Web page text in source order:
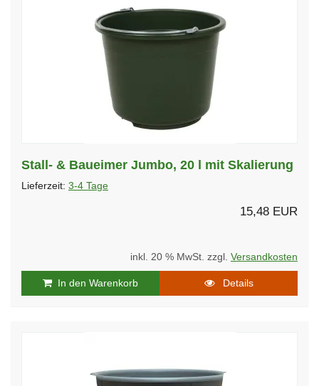
Stall- & Baueimer Jumbo, 20 l mit Skalierung
Lieferzeit: 3-4 Tage
15,48 EUR
inkl. 20 % MwSt. zzgl. Versandkosten
In den Warenkorb Details